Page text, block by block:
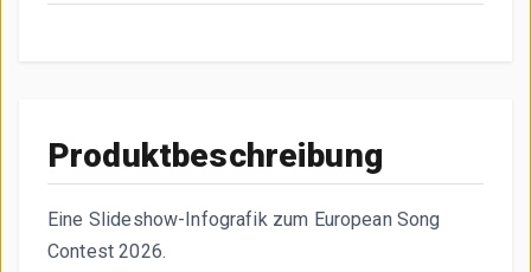
Produktbeschreibung
Eine Slideshow-Infografik zum European Song
Contest 2026.